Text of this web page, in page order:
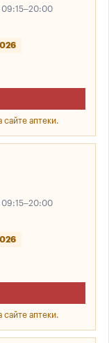
09:15–20:00
сайте аптеки.
09:15–20:00
сайте аптеки.